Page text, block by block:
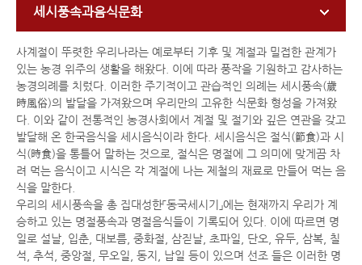
세시풍속과음식문화
사계절이 뚜렷한 우리나라는 예로부터 기후 및 계절과 밀접한 관계가
있는 농경 위주의 생활을 해왔다. 이에 따라 풍작을 기원하고 감사하는
농경의례를 치렀다. 이러한 주기적이고 관습적인 의례는 세시풍속(歲
時風俗)의 발달을 가져왔으며 우리만의 고유한 식문화 형성을 가져왔
다. 이와 같이 전통적인 농경사회에서 계절 및 절기와 깊은 연관을 갖고
발달해 온 한국음식을 세시음식이라 한다. 세시음식은 절식(節食)과 시
식(時食)을 통틀어 말하는 것으로, 절식은 명절에 그 의미에 맞게끔 차
려 먹는 음식이고 시식은 각 계절에 나는 제철의 재료로 만들어 먹는 음
식을 말한다.
우리의 세시풍속을 총 집대성한「동국세시기」에는 현재까지 우리가 계
승하고 있는 명절풍속과 명절음식들이 기록되어 있다. 이에 따르면 명
일로 설날, 입춘, 대보름, 중화절, 삼짇날, 초파일, 단오, 유두, 삼복, 칠
석, 추석, 중앙절, 무오일, 동지, 납일 등이 있으며 선조 들은 이러한 명